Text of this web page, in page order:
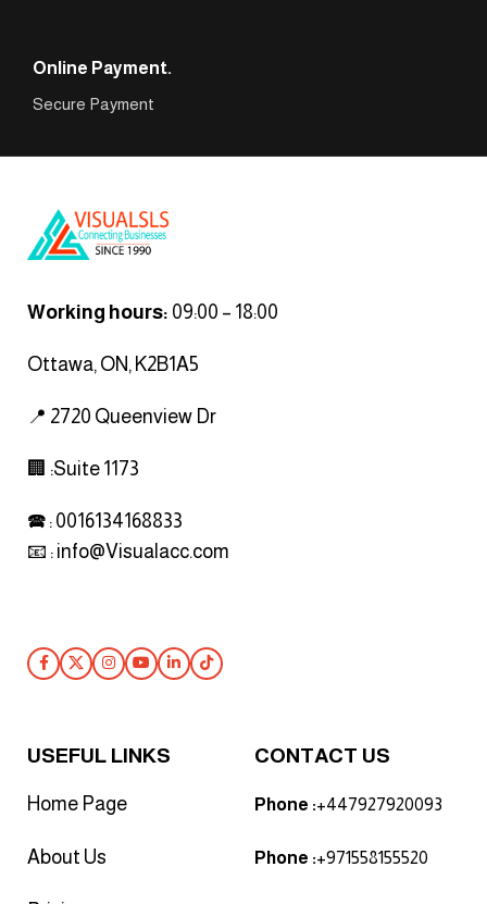
Online Payment.
Secure Payment
Working hours: 09:00 – 18:00
Ottawa, ON, K2B1A5
📍 2720 Queenview Dr
🏢 :Suite 1173
🕿 : 0016134168833
📧 : info@Visualacc.com
USEFUL LINKS
Home Page
About Us
CONTACT US
Phone :+447927920093
Phone :+971558155520